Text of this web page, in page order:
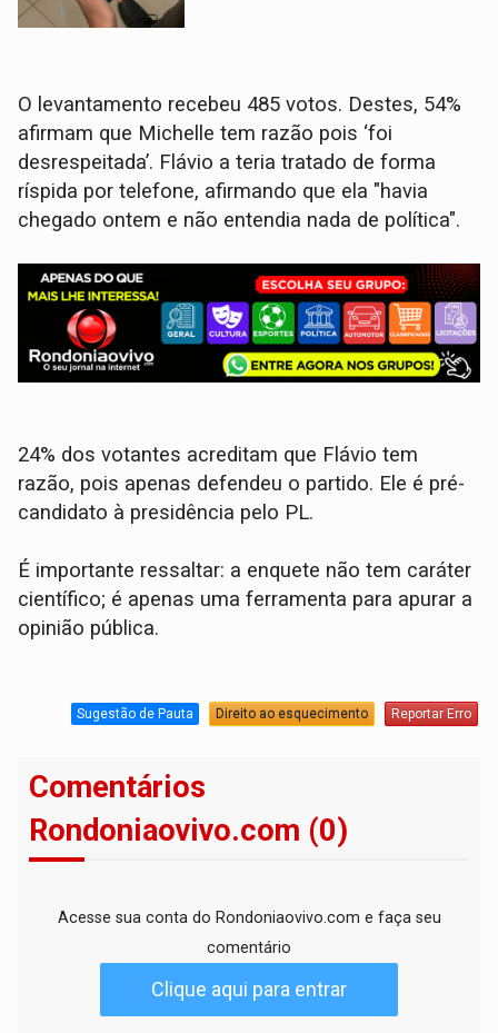
O levantamento recebeu 485 votos. Destes, 54%
afirmam que Michelle tem razão pois ‘foi
desrespeitada’. Flávio a teria tratado de forma
ríspida por telefone, afirmando que ela "havia
chegado ontem e não entendia nada de política".
24% dos votantes acreditam que Flávio tem
razão, pois apenas defendeu o partido. Ele é pré-
candidato à presidência pelo PL.
É importante ressaltar: a enquete não tem caráter
científico; é apenas uma ferramenta para apurar a
opinião pública.
Sugestão de Pauta Direito ao esquecimento Reportar Erro
Comentários
Rondoniaovivo.com (0)
Acesse sua conta do Rondoniaovivo.com e faça seu
comentário
Clique aqui para entrar